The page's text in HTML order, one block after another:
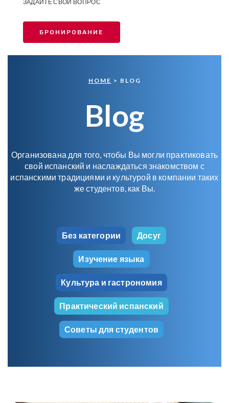
ЗАДАЙТЕ СВОЙ ВОПРОС
БРОНИРОВАНИЕ
HOME > BLOG
Blog
Организована для того, чтобы Вы могли практиковать
свой испанский и наслаждаться знакомством с
испанскими традициями и культурой в компании таких
же студентов, как Вы.
Без категории Досуг
Изучение языка
Культура и гастрономия
Практический испанский
Советы для студентов